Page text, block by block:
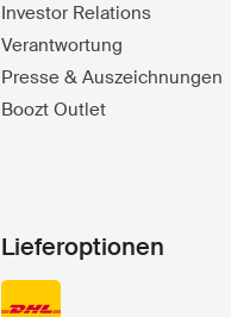
Investor Relations
Verantwortung
Presse & Auszeichnungen
Boozt Outlet
Lieferoptionen